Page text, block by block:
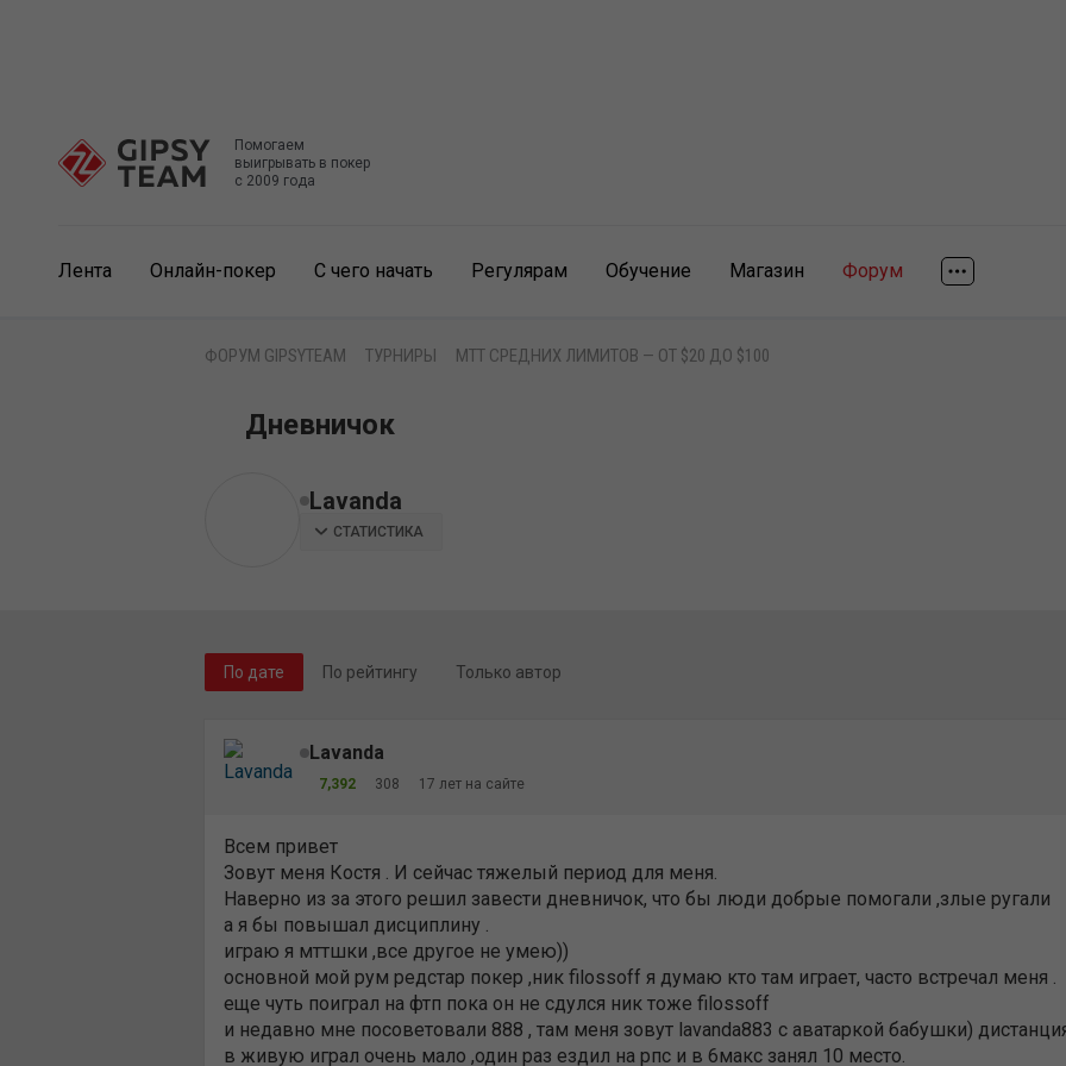
Помогаем
выигрывать в покер
с 2009 года
Лента Онлайн-покер С чего начать Регулярам Обучение Магазин Форум
ФОРУМ GIPSYTEAM ТУРНИРЫ MTT СРЕДНИХ ЛИМИТОВ — ОТ $20 ДО $100
Дневничок
Lavanda
СТАТИСТИКА
По дате По рейтингу Только автор
Lavanda
7,392 308 17 лет на сайте
Всем привет
Зовут меня Костя . И сейчас тяжелый период для меня.
Наверно из за этого решил завести дневничок, что бы люди добрые помогали ,злые ругали
а я бы повышал дисциплину .
играю я мттшки ,все другое не умею))
основной мой рум редстар покер ,ник filossoff я думаю кто там играет, часто встречал меня .
еще чуть поиграл на фтп пока он не сдулся ник тоже filossoff
и недавно мне посоветовали 888 , там меня зовут lavanda883 с аватаркой бабушки)
в живую играл очень мало ,один раз ездил на рпс и в 6макс занял 10 место.